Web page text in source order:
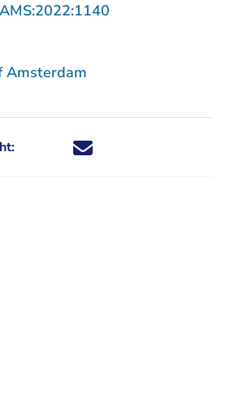
Amsterdam
Deel dit nieuwsbericht via X -
Deel dit nieuwsbericht via
Deel dit nieuwsbericht
Deel dit